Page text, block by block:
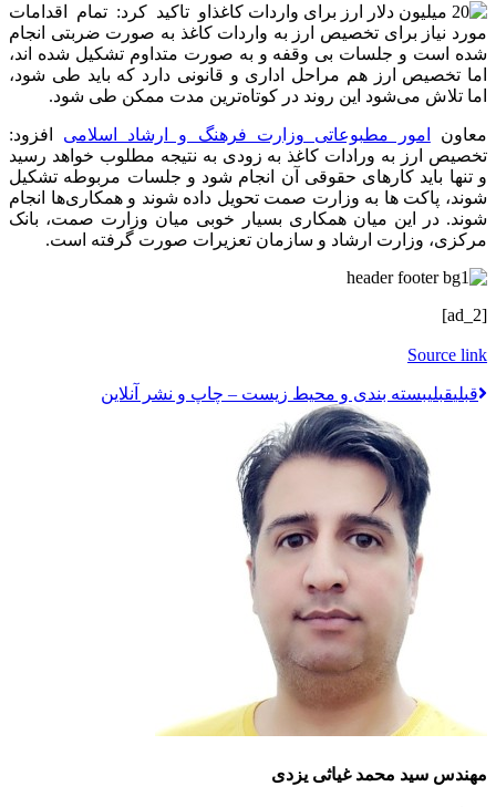
او تاکید کرد: تمام اقدامات
مورد نیاز برای تخصیص ارز به واردات کاغذ به صورت ضربتی انجام
شده است و جلسات بی وقفه و به صورت متداوم تشکیل شده اند،
اما تخصیص ارز هم مراحل اداری و قانونی دارد که باید طی شود،
اما تلاش می‌شود این روند در کوتاه‌ترین مدت ممکن طی شود.
معاون امور مطبوعاتی وزارت فرهنگ و ارشاد اسلامی افزود:
تخصیص ارز به ورادات کاغذ به زودی به نتیجه مطلوب خواهد رسید
و تنها باید کار‌های حقوقی آن انجام شود و جلسات مربوطه تشکیل
شوند، پاکت‌ ها به وزارت صمت تحویل داده شوند و همکاری‌ها انجام
شوند. در این میان همکاری بسیار خوبی میان وزارت صمت، بانک
مرکزی، وزارت ارشاد و سازمان تعزیرات صورت گرفته است.
[ad_2]
Source link
قبليقبلیبسته ‌بندی و محیط زیست – چاپ و نشر آنلاین
مهندس سید محمد غیاثی یزدی